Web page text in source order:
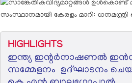
HIGHLIGHTS
ഇന്ത്യ ഇന്റർനാഷണൽ
സമ്മേളനം ഉദ്ഘാടനം